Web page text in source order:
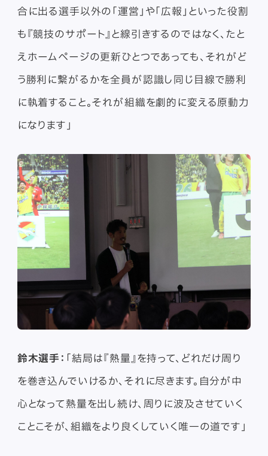
合に出る選手以外の「運営」や「広報」といった役割
も『競技のサポート』と線引きするのではなく、たと
えホームページの更新ひとつであっても、それがど
う勝利に繋がるかを全員が認識し同じ目線で勝利
に執着すること。それが組織を劇的に変える原動力
になります」
鈴木選手： 「結局は『熱量』を持って、どれだけ周り
を巻き込んでいけるか、それに尽きます。自分が中
心となって熱量を出し続け、周りに波及させていく
ことこそが、組織をより良くしていく唯一の道です」